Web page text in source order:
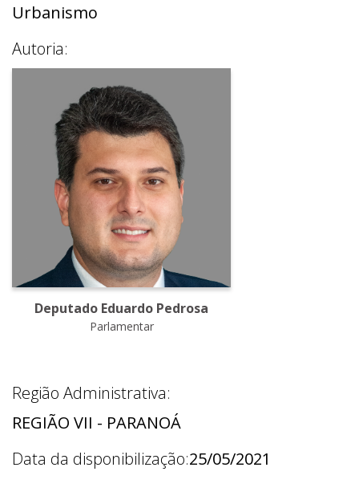
Urbanismo
Autoria:
Deputado Eduardo Pedrosa
Parlamentar
Região Administrativa:
REGIÃO VII - PARANOÁ
Data da disponibilização:25/05/2021